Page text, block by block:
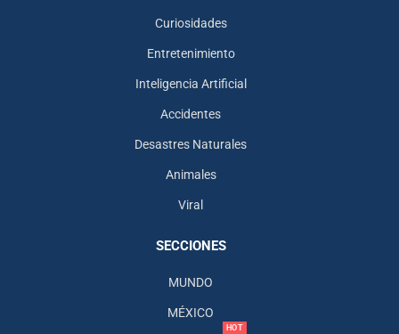
Curiosidades
Entretenimiento
Inteligencia Artificial
Accidentes
Desastres Naturales
Animales
Viral
SECCIONES
MUNDO
MÉXICO
HOT